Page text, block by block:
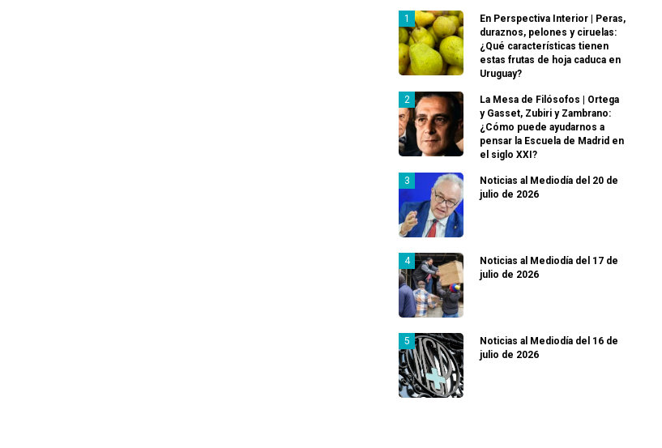
En Perspectiva Interior | Peras,
duraznos, pelones y ciruelas:
¿Qué características tienen
estas frutas de hoja caduca en
Uruguay?
La Mesa de Filósofos | Ortega
y Gasset, Zubiri y Zambrano:
¿Cómo puede ayudarnos a
pensar la Escuela de Madrid en
el siglo XXI?
Noticias al Mediodía del 20 de
julio de 2026
Noticias al Mediodía del 17 de
julio de 2026
Noticias al Mediodía del 16 de
julio de 2026